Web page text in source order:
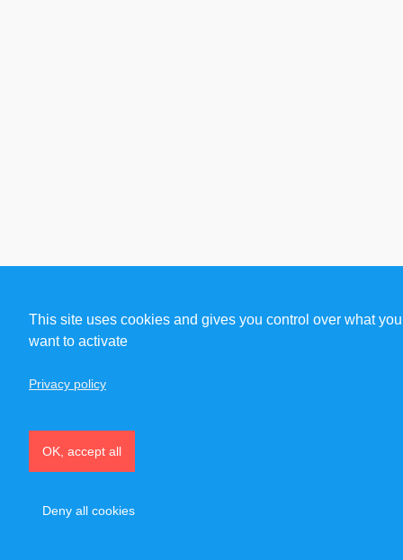
This site uses cookies and gives you control over what you
want to activate
OK, accept all
Deny all cookies
Privacy policy